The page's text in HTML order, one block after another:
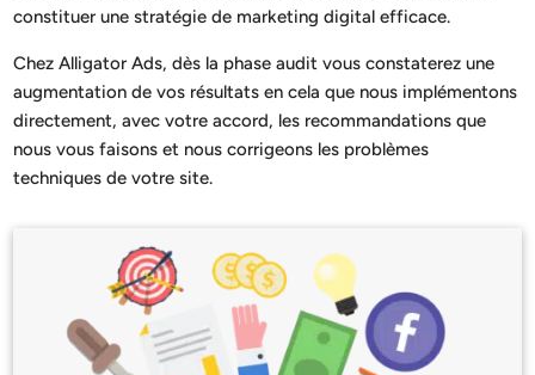
constituer une stratégie de marketing digital efficace.
Chez Alligator Ads, dès la phase audit vous constaterez une
augmentation de vos résultats en cela que nous implémentons
directement, avec votre accord, les recommandations que
nous vous faisons et nous corrigeons les problèmes
techniques de votre site.